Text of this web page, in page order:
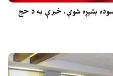
بشپړه شوې، خبرې به د حج